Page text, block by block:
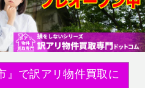
』で訳アリ物件買取に